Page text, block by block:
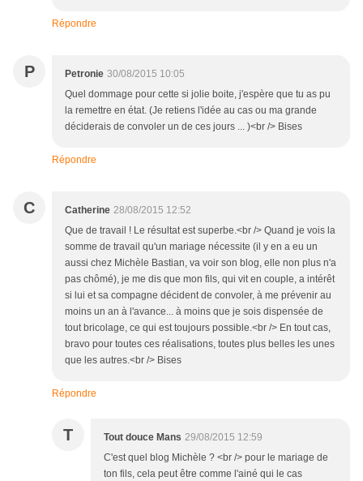
Répondre
P Petronie 30/08/2015 10:05
Quel dommage pour cette si jolie boite, j'espère que tu as pu
la remettre en état. (Je retiens l'idée au cas ou ma grande
déciderais de convoler un de ces jours ... )<br /> Bises
Répondre
C Catherine 28/08/2015 12:52
Que de travail ! Le résultat est superbe.<br /> Quand je vois la
somme de travail qu'un mariage nécessite (il y en a eu un
aussi chez Michèle Bastian, va voir son blog, elle non plus n'a
pas chômé), je me dis que mon fils, qui vit en couple, a intérêt
si lui et sa compagne décident de convoler, à me prévenir au
moins un an à l'avance... à moins que je sois dispensée de
tout bricolage, ce qui est toujours possible.<br /> En tout cas,
bravo pour toutes ces réalisations, toutes plus belles les unes
que les autres.<br /> Bises
Répondre
T Tout douce Mans 29/08/2015 12:59
C'est quel blog Michèle ? <br /> pour le mariage de
ton fils, cela peut être comme l'ainé qui le cas